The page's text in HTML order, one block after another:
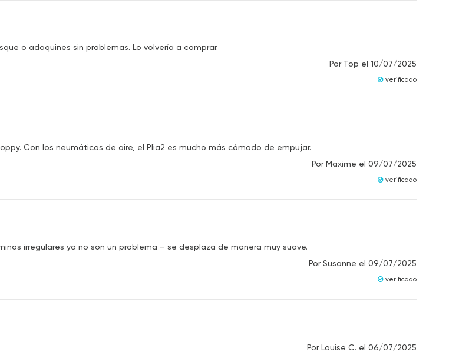
o adoquines sin problemas. Lo volvería a comprar.
Por Top el 10/07/2025
verificado
Con los neumáticos de aire, el Plia2 es mucho más cómodo de empujar.
PorMaxime el 09/07/2025
verificado
irregulares ya no son un problema – se desplaza de manera muy suave.
PorSusanne el 09/07/2025
verificado
PorLouise C. el 06/07/2025